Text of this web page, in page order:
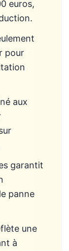
euros,
pour
aux
garantit
panne
une
à